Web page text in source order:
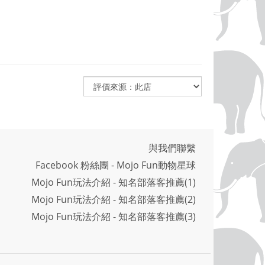
與我們聯繫
Facebook 粉絲團 - Mojo Fun動物星球
Mojo Fun玩法介紹 - 知名部落客推薦(1)
Mojo Fun玩法介紹 - 知名部落客推薦(2)
Mojo Fun玩法介紹 - 知名部落客推薦(3)